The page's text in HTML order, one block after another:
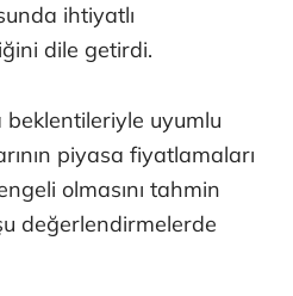
ihtiyatlı
dile getirdi.
beklentileriyle uyumlu
piyasa fiyatlamaları
olmasını tahmin
değerlendirmelerde